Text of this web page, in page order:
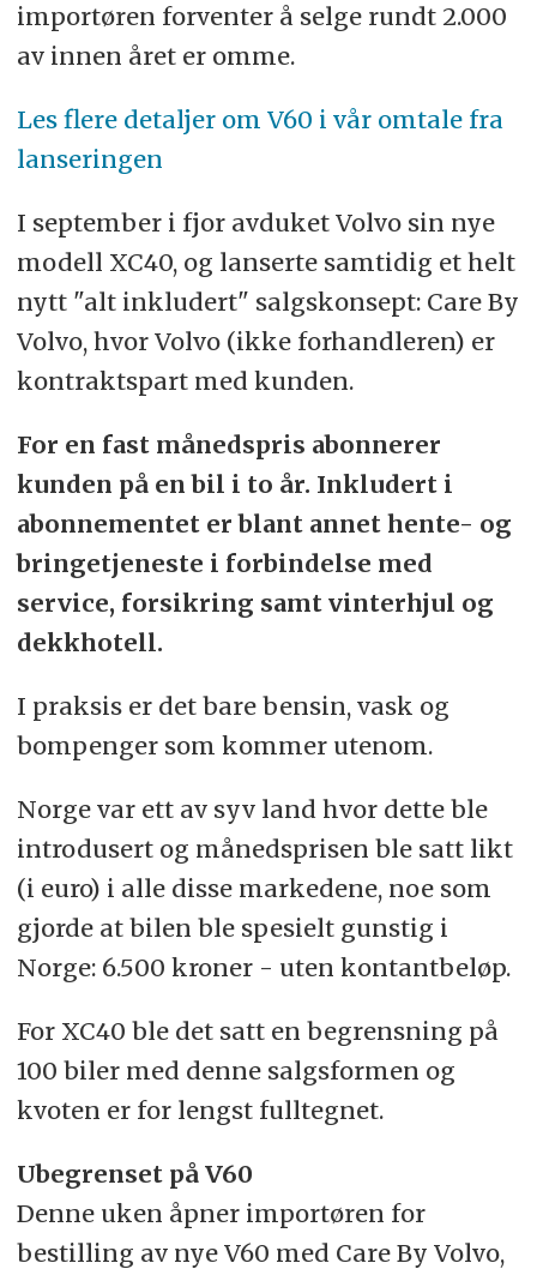
importøren forventer å selge rundt 2.000
av innen året er omme.
Les flere detaljer om V60 i vår omtale fra
lanseringen
I september i fjor avduket Volvo sin nye
modell XC40, og lanserte samtidig et helt
nytt "alt inkludert" salgskonsept: Care By
Volvo, hvor Volvo (ikke forhandleren) er
kontraktspart med kunden.
For en fast månedspris abonnerer
kunden på en bil i to år. Inkludert i
abonnementet er blant annet hente- og
bringetjeneste i forbindelse med
service, forsikring samt vinterhjul og
dekkhotell.
I praksis er det bare bensin, vask og
bompenger som kommer utenom.
Norge var ett av syv land hvor dette ble
introdusert og månedsprisen ble satt likt
(i euro) i alle disse markedene, noe som
gjorde at bilen ble spesielt gunstig i
Norge: 6.500 kroner - uten kontantbeløp.
For XC40 ble det satt en begrensning på
100 biler med denne salgsformen og
kvoten er for lengst fulltegnet.
Ubegrenset på V60
Denne uken åpner importøren for
bestilling av nye V60 med Care By Volvo,